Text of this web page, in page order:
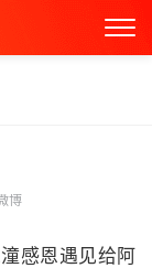
博
感恩遇见给阿